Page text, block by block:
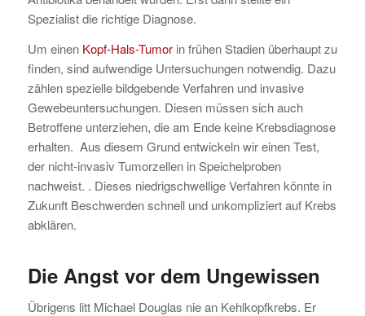
Spezialist die richtige Diagnose.
Um einen Kopf-Hals-Tumorin frühen Stadien überhaupt zu
finden, sind aufwendige Untersuchungen notwendig. Dazu
zählen spezielle bildgebende Verfahren und invasive
Gewebeuntersuchungen. Diesen müssen sich auch
Betroffene unterziehen, die am Ende keine Krebsdiagnose
erhalten. Aus diesem Grund entwickeln wir einen Test,
der nicht-invasiv Tumorzellen in Speichelproben
nachweist. . Dieses niedrigschwellige Verfahren könnte in
Zukunft Beschwerden schnell und unkompliziert auf Krebs
abklären.
Die Angst vor dem Ungewissen
Übrigens litt Michael Douglas nie an Kehlkopfkrebs. Er